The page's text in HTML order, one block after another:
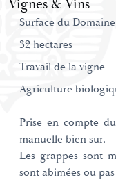
Vignes & Vins
Surface du Domaine
32 hectares
Travail de la vigne
Agriculture
Prise en compte
manuelle bien sur.
Les grappes sont
sont abimées ou